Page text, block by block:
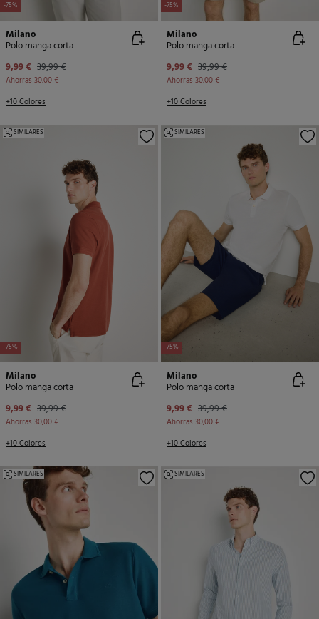
-75%
Milano
Polo manga corta
9,99 € 39,99 €
Ahorras 30,00 €
+10 Colores
-75%
Milano
Polo manga corta
9,99 € 39,99 €
Ahorras 30,00 €
+10 Colores
-75%
SIMILARES
Milano
Polo manga corta
9,99 € 39,99 €
Ahorras 30,00 €
+10 Colores
-75%
SIMILARES
Milano
Polo manga corta
9,99 € 39,99 €
Ahorras 30,00 €
+10 Colores
SIMILARES SIMILARES